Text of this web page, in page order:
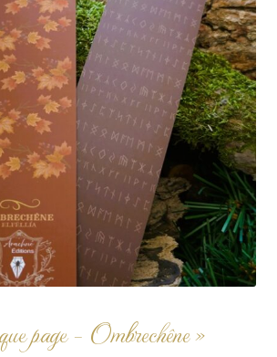
page – Ombrechêne »